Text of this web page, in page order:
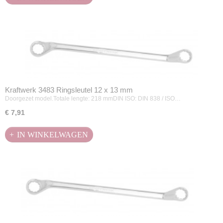
Kraftwerk 3483 Ringsleutel 12 x 13 mm
Doorgezet model.Totale lengte: 218 mmDIN ISO: DIN 838 / ISO…
€ 7,91
IN WINKELWAGEN